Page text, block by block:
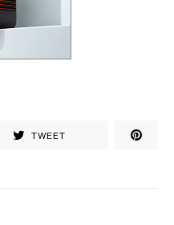
TWEET